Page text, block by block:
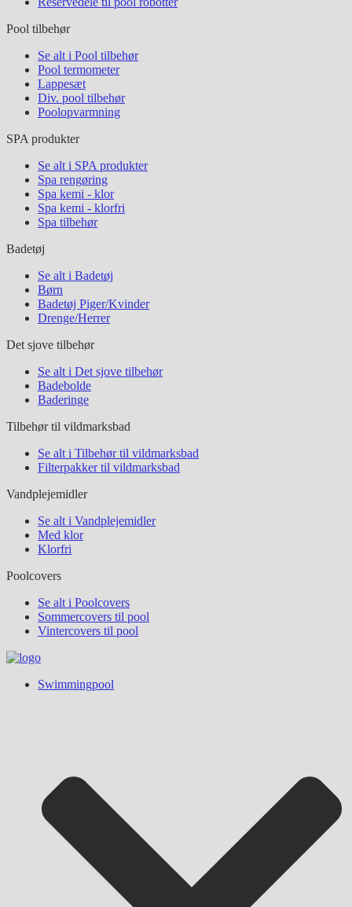
Pool tilbehør
Se alt i Pool tilbehør
Pool termometer
Lappesæt
Div. pool tilbehør
Poolopvarmning
SPA produkter
Se alt i SPA produkter
Spa rengøring
Spa kemi - klor
Spa kemi - klorfri
Spa tilbehør
Badetøj
Se alt i Badetøj
Børn
Badetøj Piger/Kvinder
Drenge/Herrer
Det sjove tilbehør
Se alt i Det sjove tilbehør
Badebolde
Baderinge
Tilbehør til vildmarksbad
Se alt i Tilbehør til vildmarksbad
Filterpakker til vildmarksbad
Vandplejemidler
Se alt i Vandplejemidler
Med klor
Klorfri
Poolcovers
Se alt i Poolcovers
Sommercovers til pool
Vintercovers til pool
Swimmingpool